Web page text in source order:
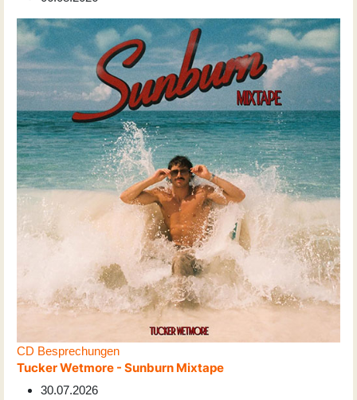
CD Besprechungen
Tucker Wetmore - Sunburn Mixtape
30.07.2026